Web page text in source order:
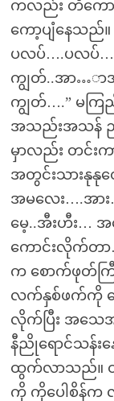
ကလည်း တီကေ
ကော့ပျံနေသည်
ပလပ်….ပလပ်….
ကျွတ်..အာ…ာ
ကျွတ်….” မက
အသည်းအသန် ည
မှာလည်း တင်းက
အတွင်းသားနု
အမလေး….အာ
မေ့..အီးဟီး…
ကောင်းလိုက်တာ
က စောက်ဖုတ်က
လက်နှစ်ဖက်ကို စ
လိုက်ပြီး အသေ
နီညိုရောင်သန်း
ထွက်လာသည်။ ထို
ကို ကိုပေါစိန်က